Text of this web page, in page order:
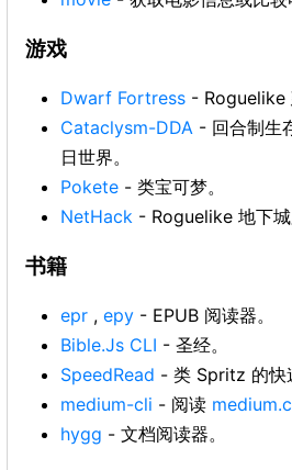
游戏
Dwarf Fortress - Roguelike
Cataclysm-DDA - 回合制生
日世界。
Pokete - 类宝可梦。
NetHack - Roguelike 地下城
书籍
epr , epy - EPUB 阅读器。
Bible.Js CLI - 圣经。
SpeedRead - 类 Spritz 的快
medium-cli - 阅读
hygg - 文档阅读器。